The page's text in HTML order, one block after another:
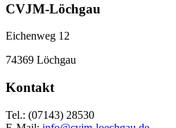
CVJM-Löchgau
Eichenweg 12
74369 Löchgau
Kontakt
Tel.: (07143) 28530